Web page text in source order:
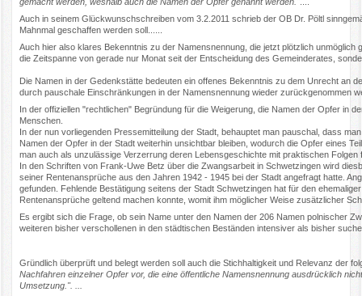
Auch in seinem Glückwunschschreiben vom 3.2.2011 schrieb der OB Dr. Pöltl
Mahnmal geschaffen werden soll......
Auch hier also klares Bekenntnis zu der Namensnennung, die jetzt plötzlich
die Zeitspanne von gerade nur Monat seit der Entscheidung des Gemeinderates,
Die Namen in der Gedenkstätte bedeuten ein offenes Bekenntnis zu dem Unrecht an
durch pauschale Einschränkungen in der Namensnennung wieder zurückgenommen
In der offiziellen "rechtlichen" Begründung für die Weigerung, die Namen der Opfer
Menschen.
In der nun vorliegenden Pressemitteilung der Stadt, behauptet man pauschal, dass
Namen der Opfer in der Stadt weiterhin unsichtbar bleiben, wodurch die Opfer eines
man auch als unzulässige Verzerrung deren Lebensgeschichte mit praktischen
In den Schriften von Frank-Uwe Betz über die Zwangsarbeit in Schwetzingen wird
seiner Rentenansprüche aus den Jahren 1942 - 1945 bei der Stadt angefragt hatte.
gefunden. Fehlende Bestätigung seitens der Stadt Schwetzingen hat für den
Rentenansprüche geltend machen konnte, womit ihm möglicher Weise zusätzlicher
Es ergibt sich die Frage, ob sein Name unter den Namen der 206 Namen polnischer
weiteren bisher verschollenen in den städtischen Beständen intensiver als bisher
Gründlich überprüft und belegt werden soll auch die Stichhaltigkeit und Relevanz der
Nachfahren einzelner Opfer vor, die eine öffentliche Namensnennung ausdrücklich
Umsetzung.". ...